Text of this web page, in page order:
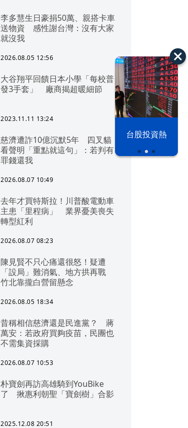
漢光42演習 台股投資熱
李多慧生日豪捐50萬、親搭卡車
送物資 感性謝台灣：沒有大家
就沒我
2026.08.05 12:56
大谷翔平回饋日本小學「每校普
發3手套」 廠商揭超暖細節
2023.11.11 13:24
慈濟遭詐10億沉默5年 四叉貓
看聲明「重點就這句」：若判有
罪錢還我
2026.08.07 10:49
去年才買特斯拉！川普酸電動車
主患「里程病」 業界憂美喪失
轉型紅利
2026.08.07 08:23
陳見賢不只心痛還很怒！疑遭
「設局」難消氣、地方拱再戰
竹北靠攏白營留懸念
2026.08.05 18:34
昔稱相信慈濟還是民進黨？ 蔣
萬安：若政府買夠疫苗，民團也
不需集資採購
2026.08.07 10:53
朴寶劍再訪高雄騎到YouBike
了 揪惠利朝聖「寶劍樹」合影
2025.12.08 20:51